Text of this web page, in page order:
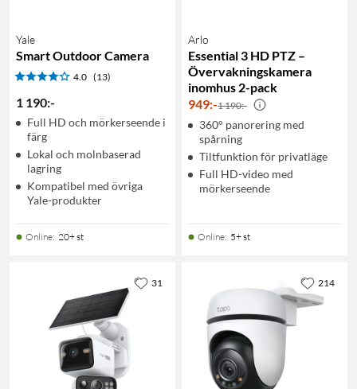
Yale
Smart Outdoor Camera
4.0 (13)
1 190:-
Full HD och mörkerseende i
färg
Lokal och molnbaserad
lagring
Kompatibel med övriga
Yale-produkter
Online: 20+ st
Arlo
Essential 3 HD PTZ –
Övervakningskamera
inomhus 2-pack
949:-1 190:-
360° panorering med
spårning
Tiltfunktion för privatläge
Full HD-video med
mörkerseende
Online: 5+ st
31 214